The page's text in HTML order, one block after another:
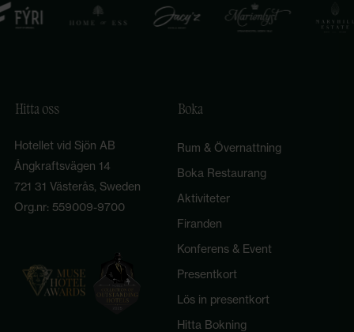
Hitta oss
Hotellet vid Sjön AB
Ångkraftsvägen 14
721 31 Västerås, Sweden
Org.nr: 559009-9700
Boka
Rum & Övernattning
Boka Restaurang
Aktiviteter
Firanden
Konferens & Event
Presentkort
Lös in presentkort
Hitta Bokning